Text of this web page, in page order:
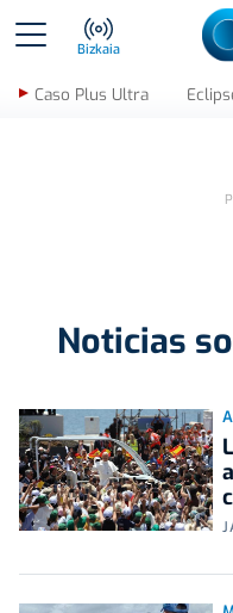
Bizkaia
Caso Plus Ultra
Noticias